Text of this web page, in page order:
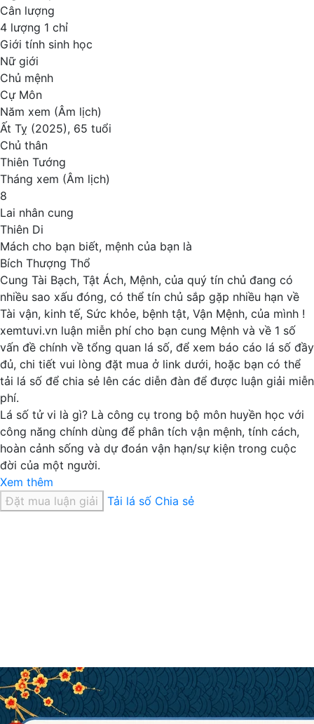
Cân lượng
4 lượng 1 chỉ
Giới tính sinh học
Nữ giới
Chủ mệnh
Cự Môn
Năm xem (Âm lịch)
Ất Tỵ (2025), 65 tuổi
Chủ thân
Thiên Tướng
Tháng xem (Âm lịch)
8
Lai nhân cung
Thiên Di
Mách cho bạn biết, mệnh của bạn là
Bích Thượng Thổ
Cung Tài Bạch, Tật Ách, Mệnh, của quý tín chủ đang có
nhiều sao xấu đóng, có thể tín chủ sắp gặp nhiều hạn về
Tài vận, kinh tế, Sức khỏe, bệnh tật, Vận Mệnh, của mình !
xemtuvi.vn luận miễn phí cho bạn cung Mệnh và về 1 số
vấn đề chính về tổng quan lá số, để xem báo cáo lá số đầy
đủ, chi tiết vui lòng đặt mua ở link dưới, hoặc bạn có thể
tải lá số để chia sẻ lên các diễn đàn để được luận giải miễn
phí.
Lá số tử vi là gì? Là công cụ trong bộ môn huyền học với
công năng chính dùng để phân tích vận mệnh, tính cách,
hoàn cảnh sống và dự đoán vận hạn/sự kiện trong cuộc
đời của một người.
Xem thêm
Đặt mua luận giải
Tải lá số Chia sẻ